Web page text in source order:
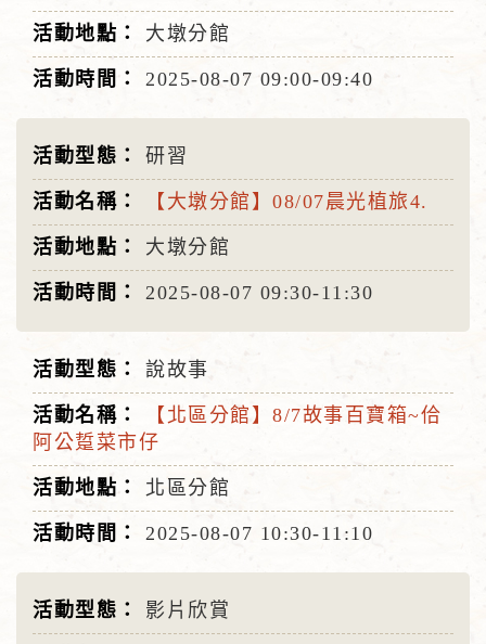
大墩分館
2025-08-07 09:00-09:40
研習
【大墩分館】08/07晨光植旅4.
大墩分館
2025-08-07 09:30-11:30
說故事
【北區分館】8/7故事百寶箱~佮
阿公踅菜市仔
北區分館
2025-08-07 10:30-11:10
影片欣賞